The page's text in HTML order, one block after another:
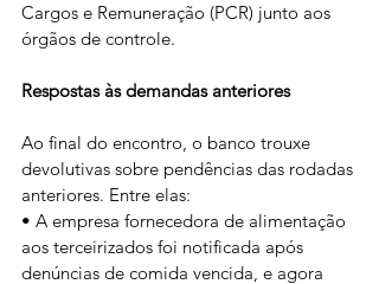
Cargos e Remuneração (PCR) junto aos
órgãos de controle.
Respostas às demandas anteriores
Ao final do encontro, o banco trouxe
devolutivas sobre pendências das rodadas
anteriores. Entre elas:
• A empresa fornecedora de alimentação
aos terceirizados foi notificada após
denúncias de comida vencida, e agora